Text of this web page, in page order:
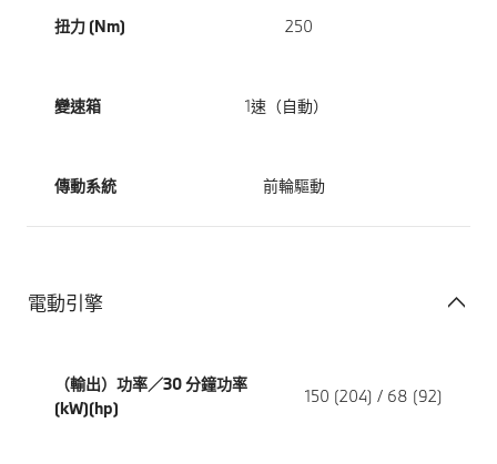
扭力 (Nm) 250
變速箱 1速（自動）
傳動系統 前輪驅動
電動引擎
（輸出）功率／30 分鐘功率
(kW)(hp)
150 (204) / 68 (92)